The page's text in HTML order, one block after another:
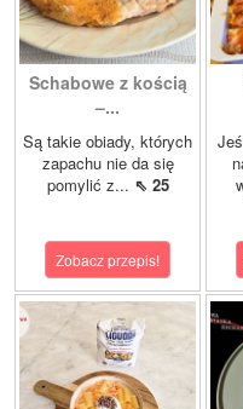
Schabowe z kością
–...
Są takie obiady, których
zapachu nie da się
pomylić z... ⇖ 25
Zobacz przepis!